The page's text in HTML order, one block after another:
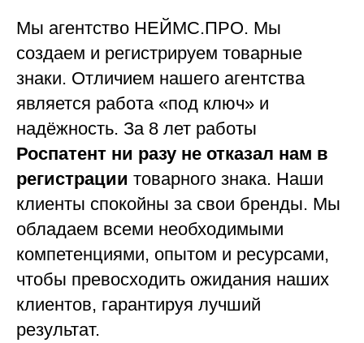
Мы агентство НЕЙМС.ПРО. Мы
создаем и регистрируем товарные
знаки. Отличием нашего агентства
является работа «под ключ» и
надёжность. За 8 лет работы
Роспатент ни разу не отказал нам в
регистрации товарного знака. Наши
клиенты спокойны за свои бренды. Мы
обладаем всеми необходимыми
компетенциями, опытом и ресурсами,
чтобы превосходить ожидания наших
клиентов, гарантируя лучший
результат.